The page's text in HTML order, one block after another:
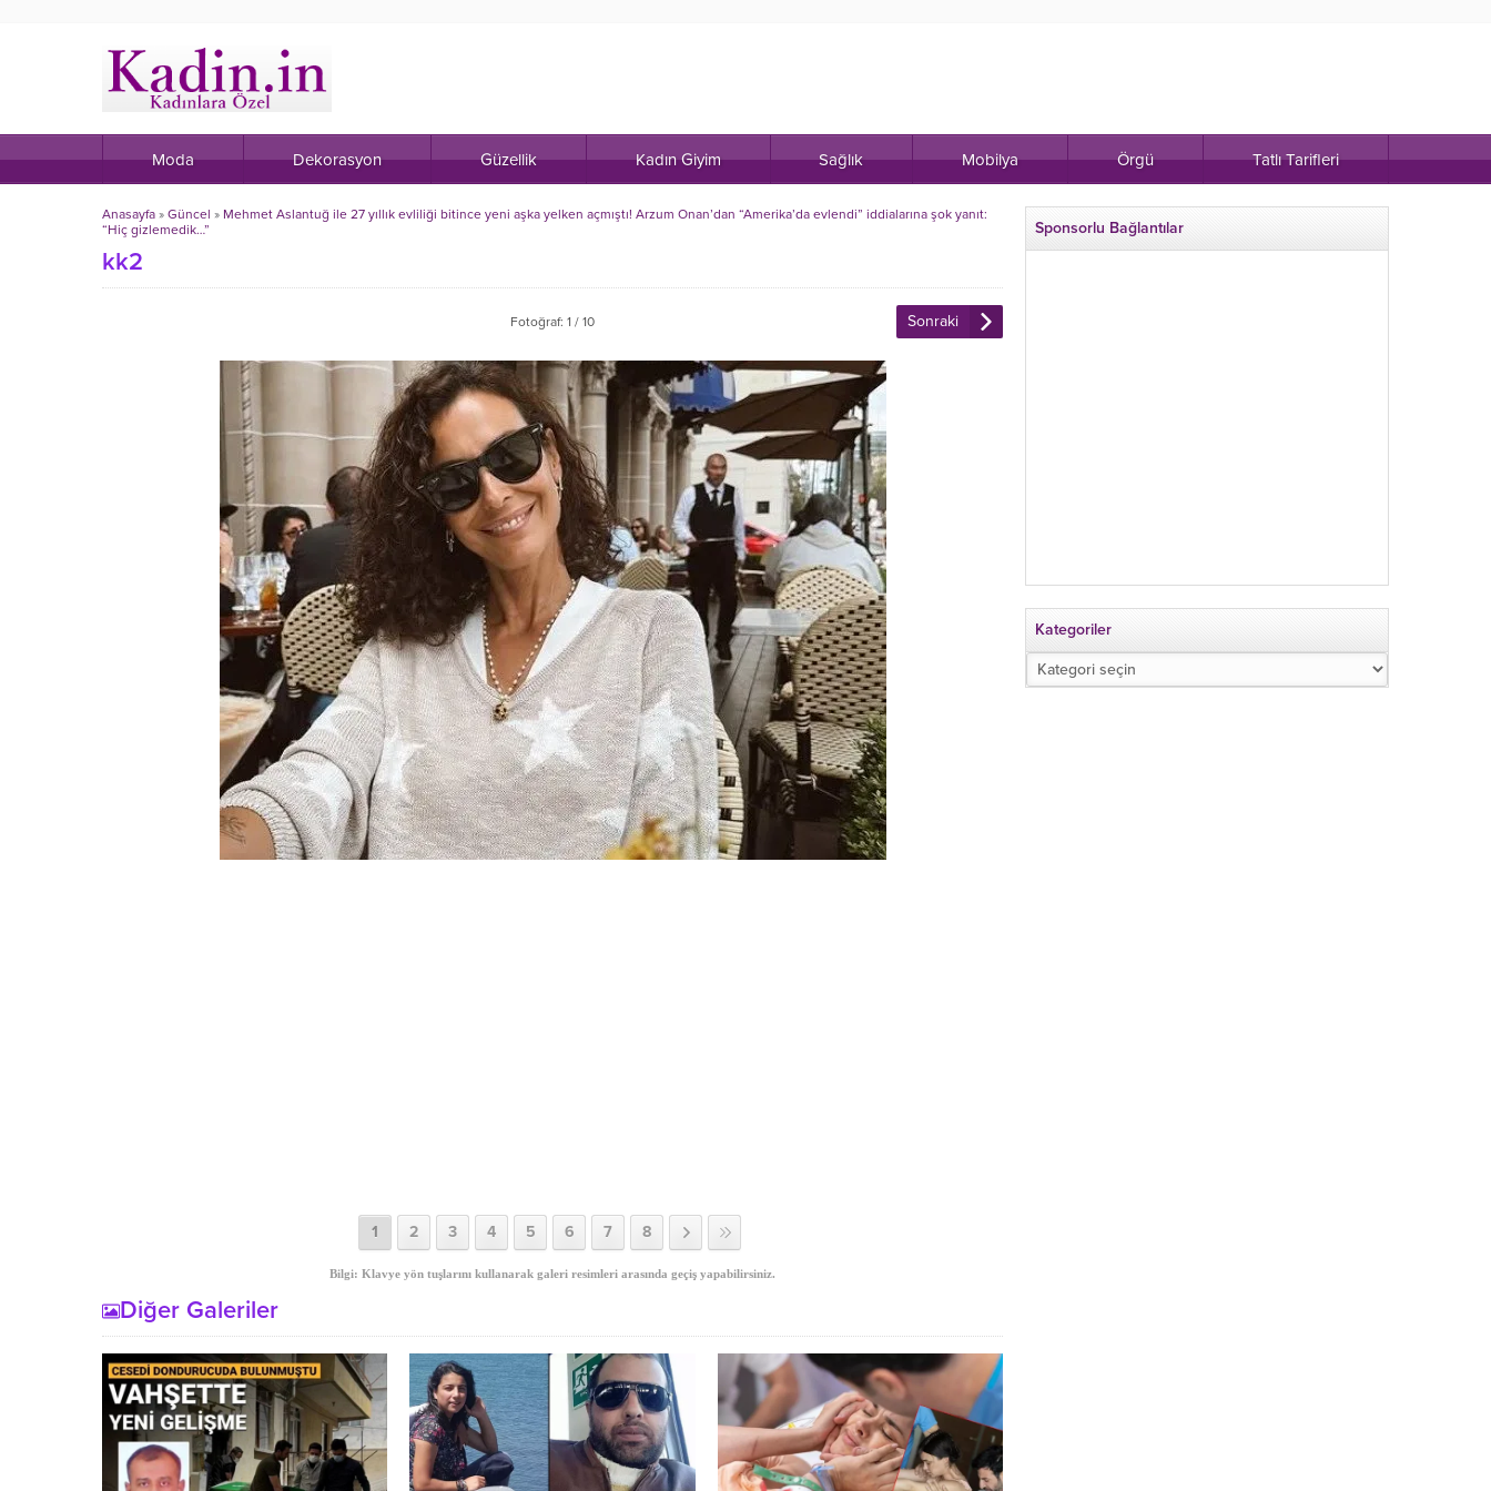
Moda Dekorasyon Güzellik Kadın Giyim Sağlık Mobilya Örgü Tatlı Tarifleri
Anasayfa » Güncel » Mehmet Aslantuğ ile 27 yıllık evliliği bitince yeni aşka yelken açmıştı! Arzum Onan’dan “Amerika’da evlendi” iddialarına şok yanıt:
“Hiç gizlemedik…”
kk2
Fotoğraf: 1 / 10 Sonraki
1 2 3 4 5 6 7 8
Bilgi: Klavye yön tuşlarını kullanarak galeri resimleri arasında geçiş yapabilirsiniz.
Diğer Galeriler
Sponsorlu Bağlantılar
Kategoriler
Kategoriler